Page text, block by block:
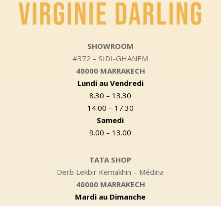
SHOWROOM
#372 – SIDI-GHANEM
40000 MARRAKECH
Lundi au Vendredi
8.30 – 13.30
14.00 – 17.30
Samedi
9.00 – 13.00
TATA SHOP
Derb Lekbir Kemakhin – Médina
40000 MARRAKECH
Mardi au Dimanche